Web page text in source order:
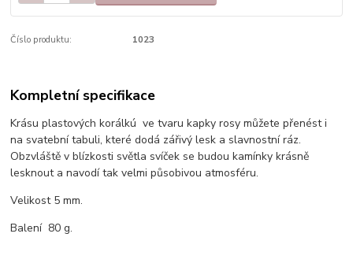
Číslo produktu: 1023
Kompletní specifikace
Krásu plastových korálkú ve tvaru kapky rosy můžete přenést i
na svatební tabuli, které dodá zářivý lesk a slavnostní ráz.
Obzvláště v blízkosti světla svíček se budou kamínky krásně
lesknout a navodí tak velmi působivou atmosféru.
Velikost 5 mm.
Balení 80 g.